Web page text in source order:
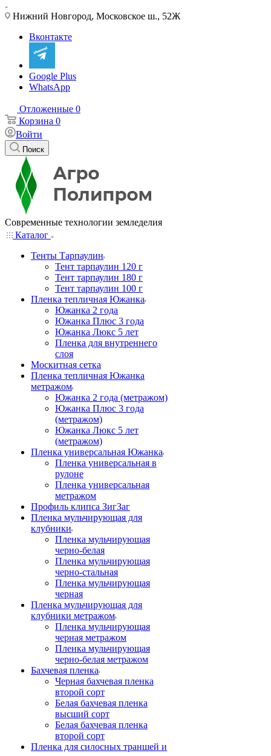
Нижний Новгород, Московское ш., 52Ж
Вконтакте
Google Plus
WhatsApp
Отложенные 0
Корзина 0
Войти
Поиск
Современные технологии земледелия
Каталог
Тенты Тарпаулин
Тент тарпаулин 120 г
Тент тарпаулин 180 г
Тент тарпаулин 100 г
Пленка тепличная Южанка
Южанка 2 года
Южанка Плюс 3 года
Южанка Люкс 5 лет
Пленка для внутреннего
слоя
Москитная сетка
Пленка тепличная Южанка
метражом
Южанка 2 года (метражом)
Южанка Плюс 3 года
(метражом)
Южанка Люкс 5 лет
(метражом)
Пленка универсальная Южанка
Пленка универсальная в
рулоне
Пленка универсальная
метражом
Профиль клипса ЗигЗаг
Пленка мульчирующая для
клубники
Пленка мульчирующая
черно-белая
Пленка мульчирующая
черно-стальная
Пленка мульчирующая
черная
Пленка мульчирующая для
клубники метражом
Пленка мульчирующая
черная метражом
Пленка мульчирующая
черно-белая метражом
Бахчевая пленка
Черная бахчевая пленка
второй сорт
Белая бахчевая пленка
высший сорт
Белая бахчевая пленка
второй сорт
Пленка для силосных траншей и